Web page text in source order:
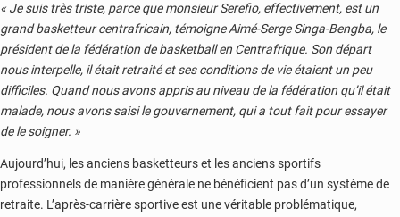
« Je suis très triste, parce que monsieur Serefio, effectivement, est un
grand basketteur centrafricain, témoigne Aimé-Serge Singa-Bengba, le
président de la fédération de basketball en Centrafrique. Son départ
nous interpelle, il était retraité et ses conditions de vie étaient un peu
difficiles. Quand nous avons appris au niveau de la fédération qu’il était
malade, nous avons saisi le gouvernement, qui a tout fait pour essayer
de le soigner. »
Aujourd’hui, les anciens basketteurs et les anciens sportifs
professionnels de manière générale ne bénéficient pas d’un système de
retraite. L’après-carrière sportive est une véritable problématique,